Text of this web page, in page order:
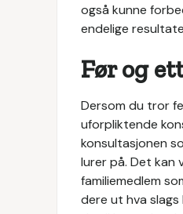
også kunne
endelige
Før og
Dersom du tror
uforpliktende
konsultasjonen
lurer på. Det kan
familiemedlem
dere ut hva